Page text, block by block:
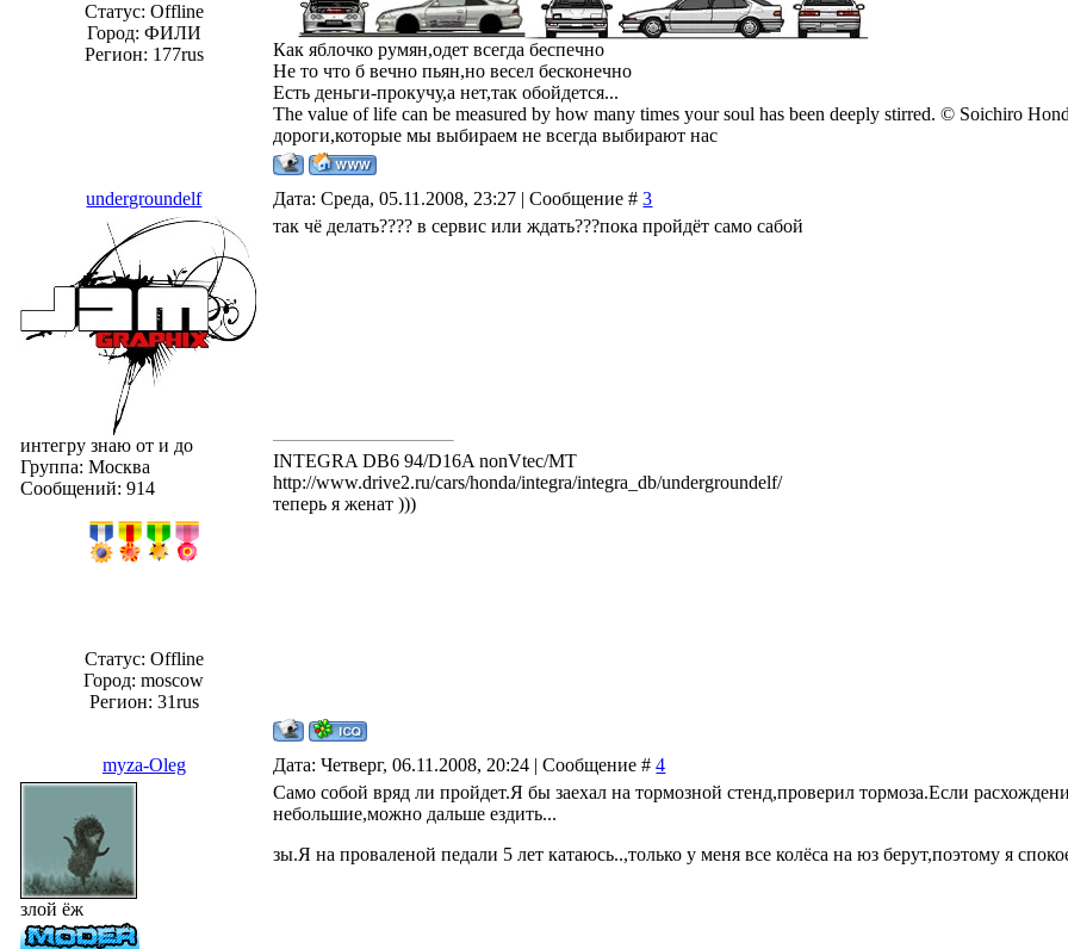
Статус: Offline
Город: ФИЛИ
Регион: 177rus
Как яблочко румян,одет всегда беспечно
Не то что б вечно пьян,но весел бесконечно
Есть деньги-прокучу,а нет,так обойдется...
The value of life can be measured by how many times your soul has been deeply stirred. © Soichiro
дороги,которые мы выбираем не всегда выбирают нас
undergroundelf Дата: Среда, 05.11.2008, 23:27 | Сообщение #3
интегру знаю от и до
Группа: Москва
Сообщений:914
Статус: Offline
Город: moscow
Регион: 31rus
так чё делать???? в сервис или ждать???пока пройдёт само сабой
INTEGRA DB6 94/D16A nonVtec/MT
http://www.drive2.ru/cars/honda/integra/integra_db/undergroundelf/
теперь я женат )))
myza-Oleg Дата: Четверг, 06.11.2008, 20:24 | Сообщение #4
злой ёж
Само собой вряд ли пройдет.Я бы заехал на тормозной стенд,проверил тормоза.Если
небольшие,можно дальше ездить...
зы.Я на проваленой педали 5 лет катаюсь..,только у меня все колёса на юз берут,поэтому я